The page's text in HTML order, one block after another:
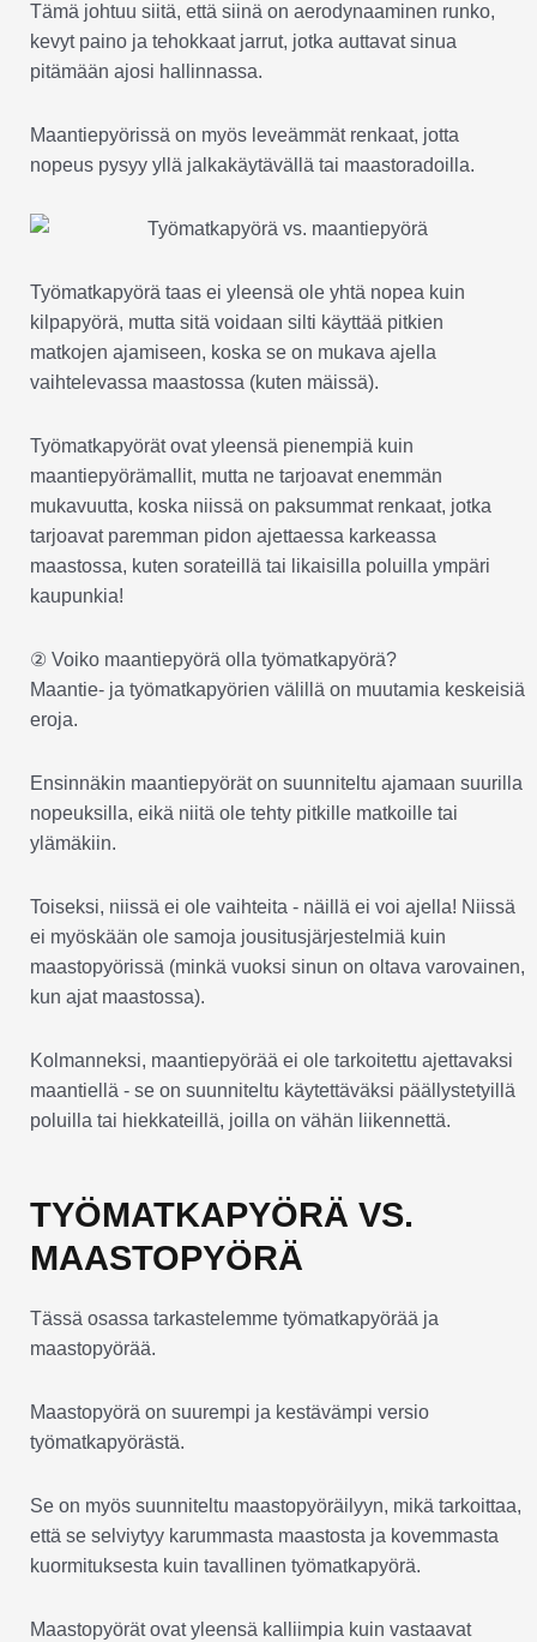
Tämä johtuu siitä, että siinä on aerodynaaminen runko,
kevyt paino ja tehokkaat jarrut, jotka auttavat sinua
pitämään ajosi hallinnassa.
Maantiepyörissä on myös leveämmät renkaat, jotta
nopeus pysyy yllä jalkakäytävällä tai maastoradoilla.
Työmatkapyörä taas ei yleensä ole yhtä nopea kuin
kilpapyörä, mutta sitä voidaan silti käyttää pitkien
matkojen ajamiseen, koska se on mukava ajella
vaihtelevassa maastossa (kuten mäissä).
Työmatkapyörät ovat yleensä pienempiä kuin
maantiepyörämallit, mutta ne tarjoavat enemmän
mukavuutta, koska niissä on paksummat renkaat, jotka
tarjoavat paremman pidon ajettaessa karkeassa
maastossa, kuten sorateillä tai likaisilla poluilla ympäri
kaupunkia!
② Voiko maantiepyörä olla työmatkapyörä?
Maantie- ja työmatkapyörien välillä on muutamia keskeisiä
eroja.
Ensinnäkin maantiepyörät on suunniteltu ajamaan suurilla
nopeuksilla, eikä niitä ole tehty pitkille matkoille tai
ylämäkiin.
Toiseksi, niissä ei ole vaihteita - näillä ei voi ajella! Niissä
ei myöskään ole samoja jousitusjärjestelmiä kuin
maastopyörissä (minkä vuoksi sinun on oltava varovainen,
kun ajat maastossa).
Kolmanneksi, maantiepyörää ei ole tarkoitettu ajettavaksi
maantiellä - se on suunniteltu käytettäväksi päällystetyillä
poluilla tai hiekkateillä, joilla on vähän liikennettä.
TYÖMATKAPYÖRÄ VS.
MAASTOPYÖRÄ
Tässä osassa tarkastelemme työmatkapyörää ja
maastopyörää.
Maastopyörä on suurempi ja kestävämpi versio
työmatkapyörästä.
Se on myös suunniteltu maastopyöräilyyn, mikä tarkoittaa,
että se selviytyy karummasta maastosta ja kovemmasta
kuormituksesta kuin tavallinen työmatkapyörä.
Maastopyörät ovat yleensä kalliimpia kuin vastaavat